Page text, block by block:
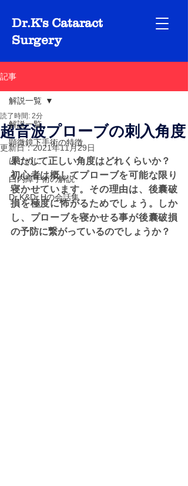
Dr.K's Cataract
Surgery
記事
解説一覧
顕微鏡下手術の特徴
はじめに
白内障手術の解説
Dr.K&Dr.Hの会話集
解説一覧
超音波プローブの刺入角度
読了時間: 2分
更新日：2021年11月29日
果たして正しい角度はどれくらいか？
初心者は概してプローブを可能な限り
寝かせています。その理由は、後囊破
損を極度に怖がるためでしょう。しか
し、プローブを寝かせる事が後囊破損
の予防に繋がっているのでしょうか？